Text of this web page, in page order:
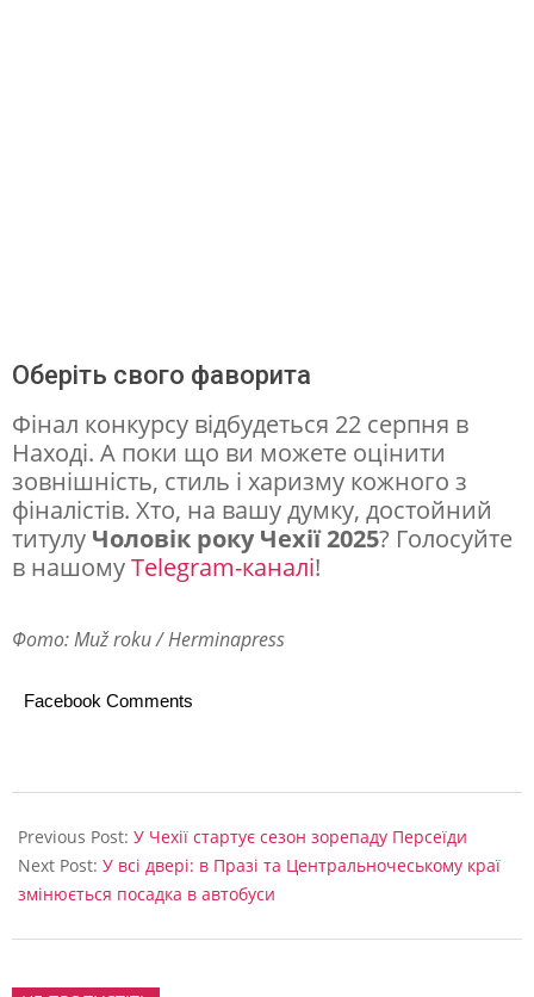
Оберіть свого фаворита
Фінал конкурсу відбудеться 22 серпня в
Наході. А поки що ви можете оцінити
зовнішність, стиль і харизму кожного з
фіналістів. Хто, на вашу думку, достойний
титулу Чоловік року Чехії 2025? Голосуйте
в нашомуTelegram-каналі!
Фото: Muž roku / Herminapress
Facebook Comments
07-
17
Previous Post: У Чехії стартує сезон зорепаду Персеїди
Next Post: У всі двері: в Празі та Центральночеському краї
змінюється посадка в автобуси